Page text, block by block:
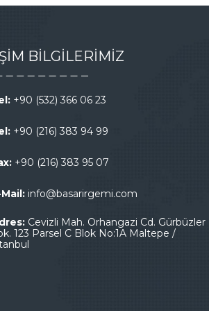
BİLGİLERİMİZ
+90 (532) 366 06 23
+90 (216) 383 94 99
+90 (216) 383 95 07
Mail:info@basarirgemi.com
Cevizli Mah. Orhangazi Cd. Gürbüzler
123 Parsel C Blok No:1A Maltepe /